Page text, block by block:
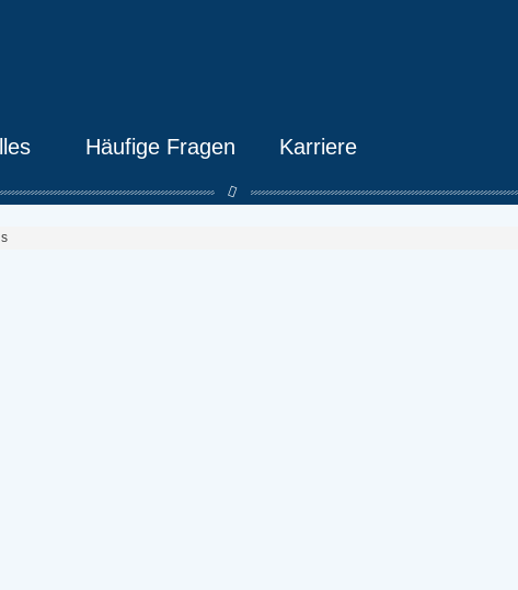
Häufige Fragen Karriere